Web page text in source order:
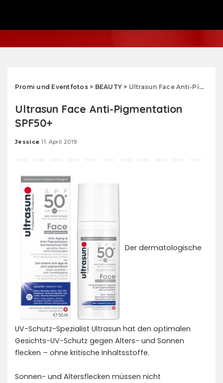
Promi und Eventfotos> BEAUTY > Ultrasun Face Anti-Pigmentation SPF50+
Ultrasun Face Anti-Pigmentation
SPF50+
Posted
Jessica 11. April 2019
Der dermatologische
UV-Schutz-Spezialist Ultrasun hat den optimalen
Gesichts-UV-Schutz gegen Alters- und Sonnen
flecken – ohne kritische Inhaltsstoffe.
Sonnen- und Altersflecken müssen nicht